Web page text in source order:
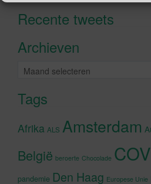
Recente tweets
Klik om marketing
Archieven
Archieven
Tags
Afrika ALS Amsterdam
België beroerte Chocolade
pandemie Den Haag Europese Unie